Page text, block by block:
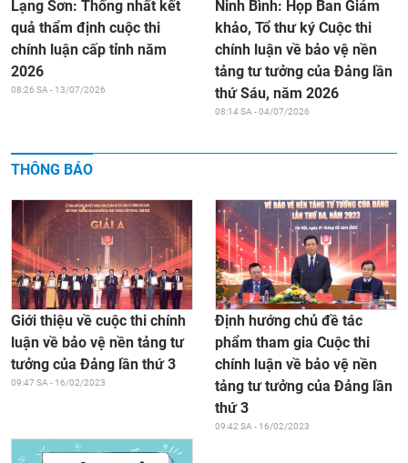
Lạng Sơn: Thống nhất kết
quả thẩm định cuộc thi
chính luận cấp tỉnh năm
2026
08:26 SA - 13/07/2026
Ninh Bình: Họp Ban Giám
khảo, Tổ thư ký Cuộc thi
chính luận về bảo vệ nền
tảng tư tưởng của Đảng lần
thứ Sáu, năm 2026
08:14 SA - 04/07/2026
THÔNG BÁO
Giới thiệu về cuộc thi chính
luận về bảo vệ nền tảng tư
tưởng của Đảng lần thứ 3
09:47 SA - 16/02/2023
Định hướng chủ đề tác
phẩm tham gia Cuộc thi
chính luận về bảo vệ nền
tảng tư tưởng của Đảng lần
thứ 3
09:42 SA - 16/02/2023